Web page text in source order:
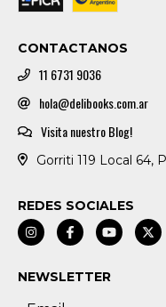
CONTACTANOS
11 6731 9036
hola@delibooks.com.ar
Visita nuestro Blog!
Gorriti 119 Local 64,
REDES SOCIALES
NEWSLETTER